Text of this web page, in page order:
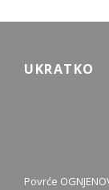
UKRATKO
Povrće